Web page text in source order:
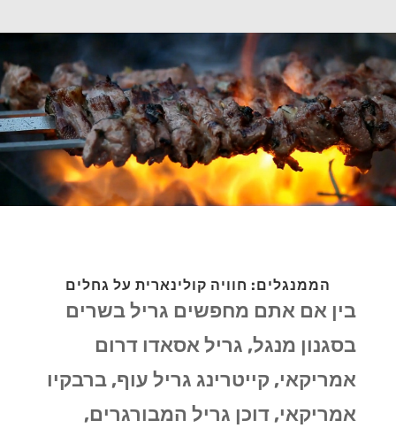
הממנגלים: חוויה קולינארית על גחלים
בין אם אתם מחפשים גריל בשרים
בסגנון מנגל, גריל אסאדו דרום
אמריקאי, קייטרינג גריל עוף, ברבקיו
אמריקאי, דוכן גריל המבורגרים,